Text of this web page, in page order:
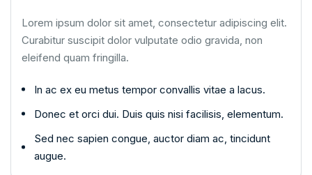
Lorem ipsum dolor sit amet, consectetur adipiscing elit.
Curabitur suscipit dolor vulputate odio gravida, non
eleifend quam fringilla.
In ac ex eu metus tempor convallis vitae a lacus.
Donec et orci dui. Duis quis nisi facilisis, elementum.
Sed nec sapien congue, auctor diam ac, tincidunt
augue.